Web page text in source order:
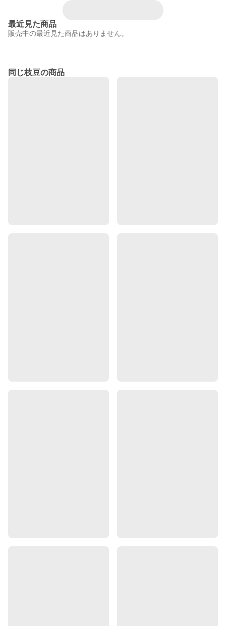
最近見た商品
販売中の最近見た商品はありません。
同じ枝豆の商品